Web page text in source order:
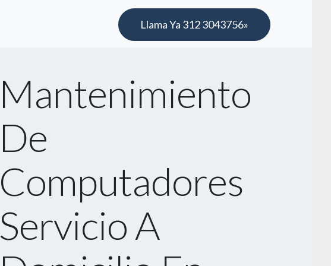
Llama Ya 312 3043756»
Mantenimiento
De
Computadores
Servicio A